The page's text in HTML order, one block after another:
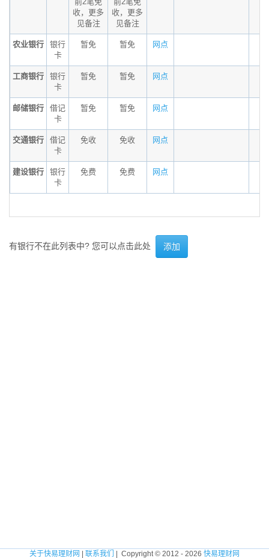
收，更多
见备注
收，更多
见备注
农业银行
银行
卡
暂免 暂免 网点
工商银行
银行
卡
暂免 暂免 网点
邮储银行
借记
卡
暂免 暂免 网点
交通银行
借记
卡
免收 免收 网点
建设银行
银行
卡
免费 免费 网点
有银行不在此列表中? 您可以点击此处 添加
关于快易理财网 联系我们 | Copyright © 2012 - 2026 快易理财网